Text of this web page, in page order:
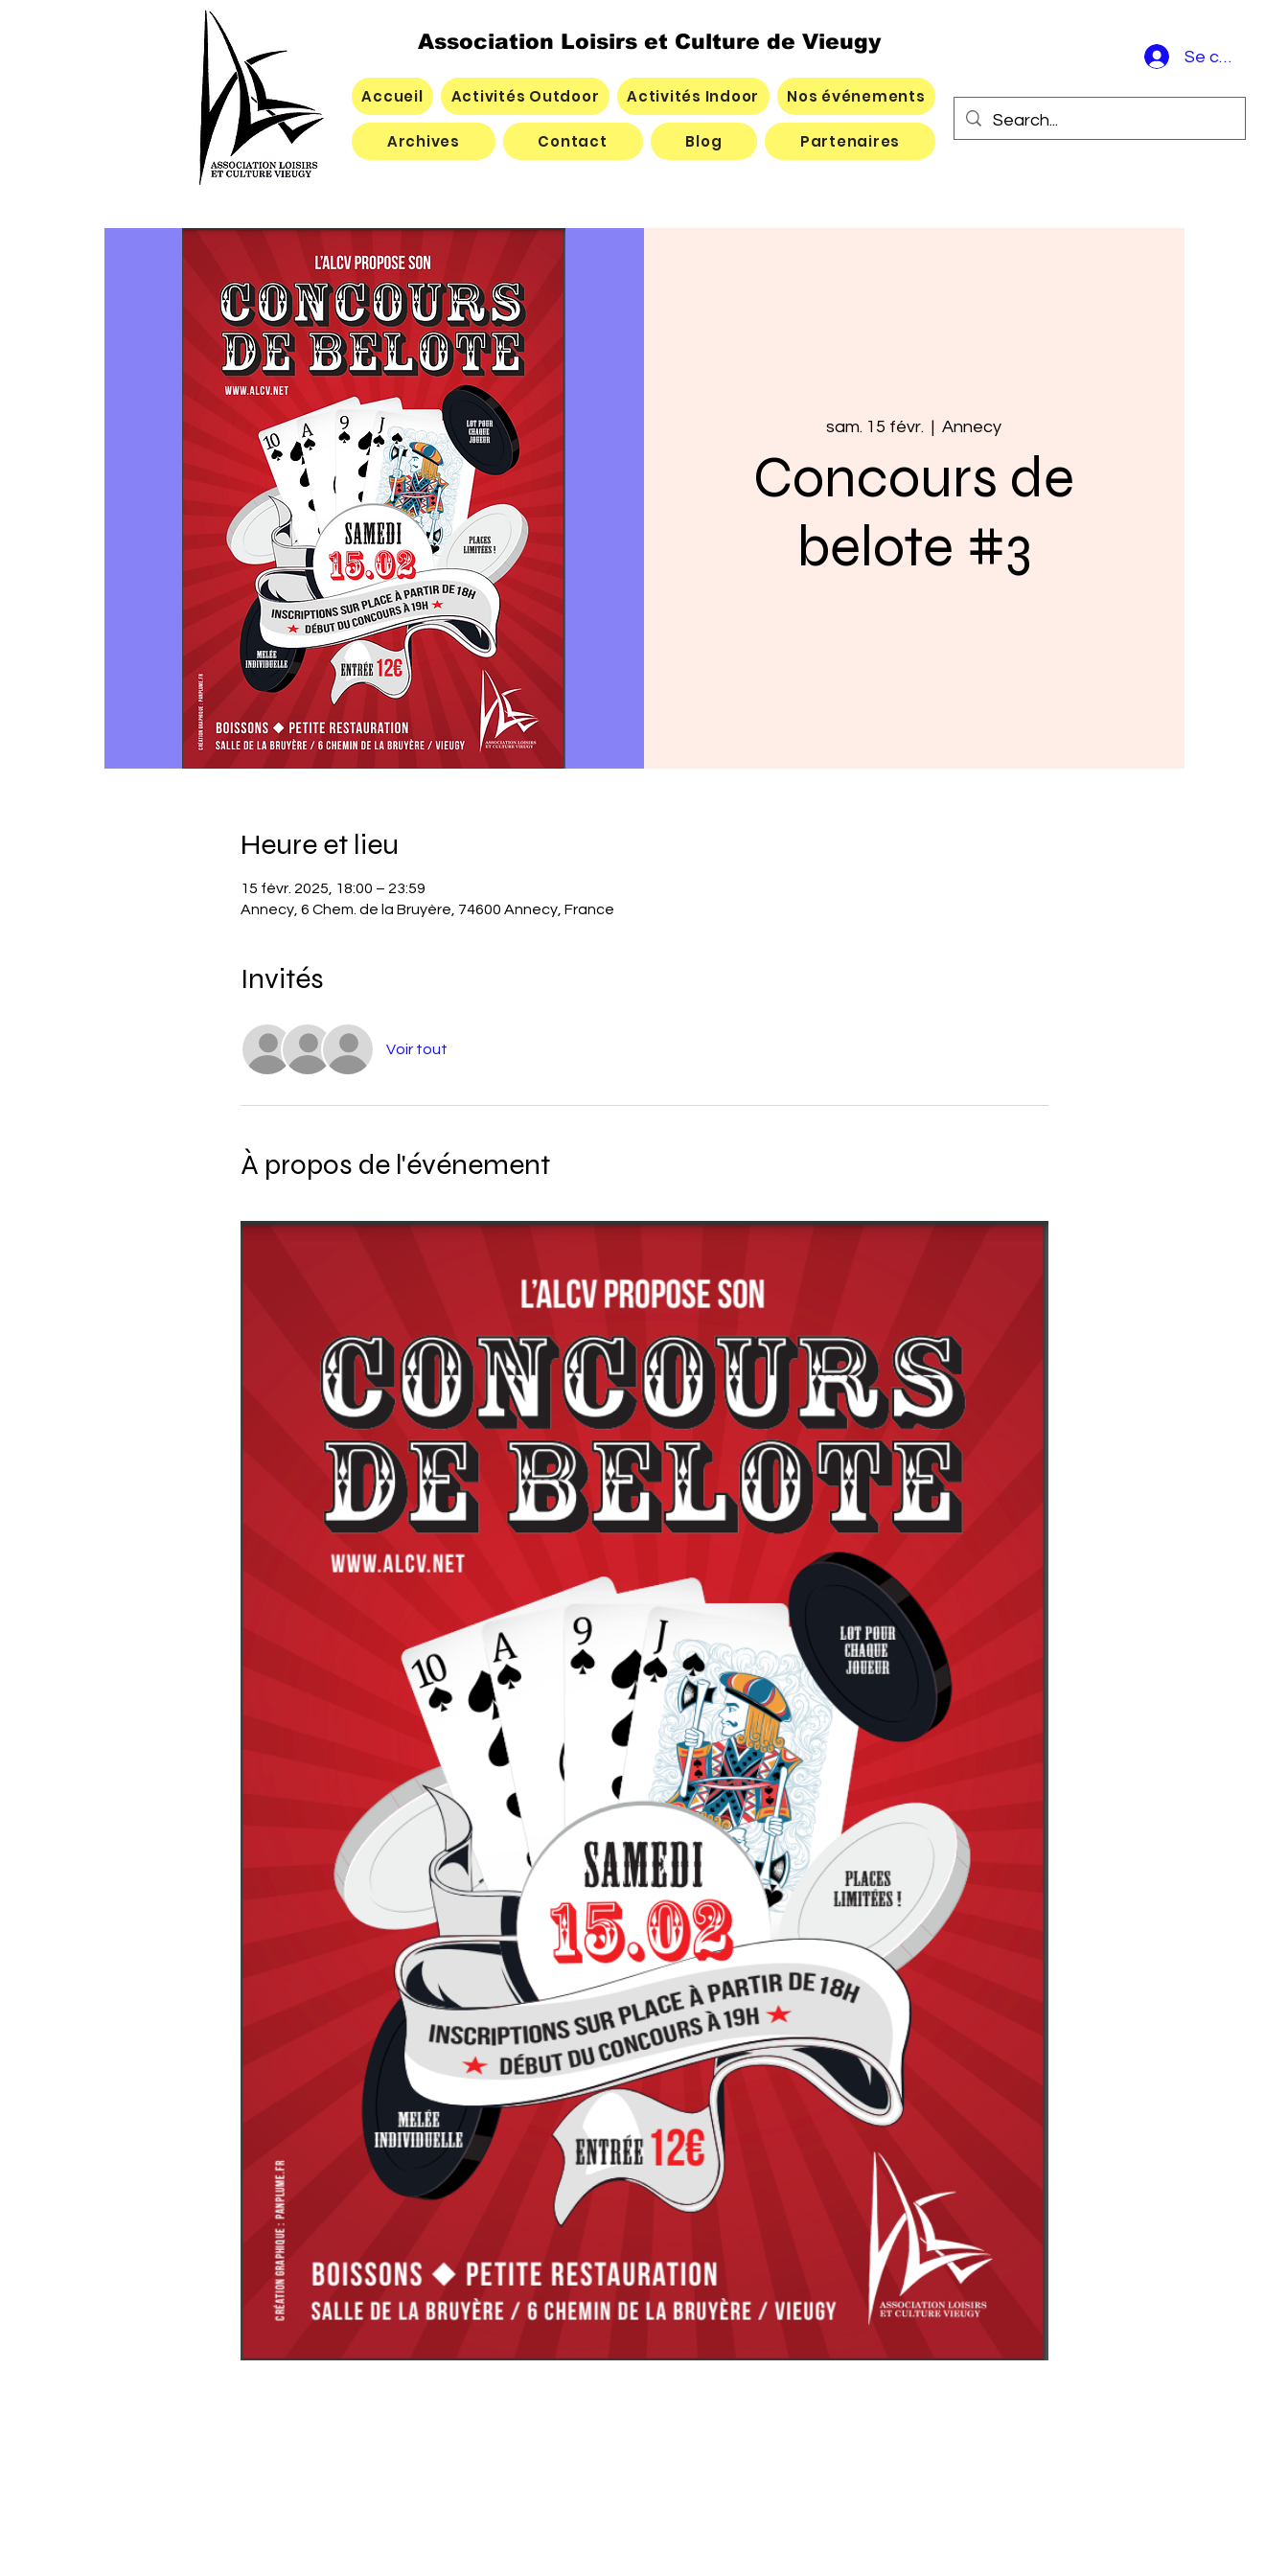
Association Loisirs et Culture de Vieugy
Accueil Activités Outdoor Activités Indoor Nos événements
Archives Contact Blog Partenaires
Se
sam. 15 févr.
  |
Annecy
Concours de
belote #3
Heure et lieu
15 févr. 2025, 18:00 – 23:59
Annecy, 6 Chem. de la Bruyère, 74600 Annecy, France
Invités
Voir tout
À propos de l'événement